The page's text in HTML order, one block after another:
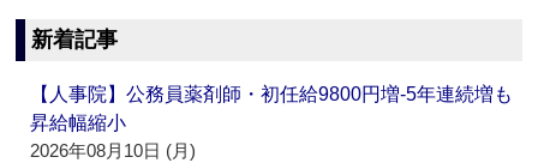
新着記事
【人事院】公務員薬剤師・初任給9800円増‐5年連続増も
昇給幅縮小
2026年08月10日 (月)